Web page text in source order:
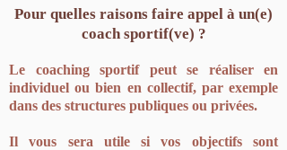
Pour quelles raisons faire appel à un(e)
coach sportif(ve) ?
Le coaching sportif peut se réaliser en
individuel ou bien en collectif, par exemple
dans des structures publiques ou privées.
Il vous sera utile si vos objectifs sont